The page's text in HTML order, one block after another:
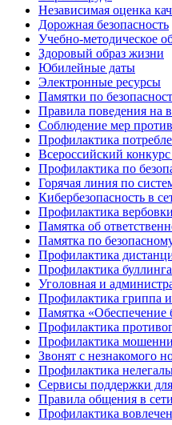
Независимая оценка
Дорожная безопасность
Учебно-методическое
Здоровый образ жизни
Юбилейные даты
Электронные ресурсы
Памятки по
Правила поведения на
Соблюдение мер
Профилактика
Всероссийский
Профилактика по
Горячая линия по
Кибербезопасность в
Профилактика вербовки
Памятка об
Памятка по
Профилактика
Профилактика буллинга
Уголовная и
Профилактика гриппа
Памятка «Обеспечение
Профилактика
Профилактика
Звонят с незнакомого
Профилактика
Сервисы поддержки
Правила общения в
Профилактика